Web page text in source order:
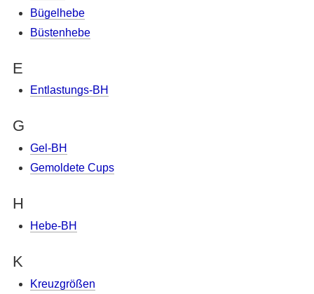
Bügelhebe
Büstenhebe
E
Entlastungs-BH
G
Gel-BH
Gemoldete Cups
H
Hebe-BH
K
Kreuzgrößen